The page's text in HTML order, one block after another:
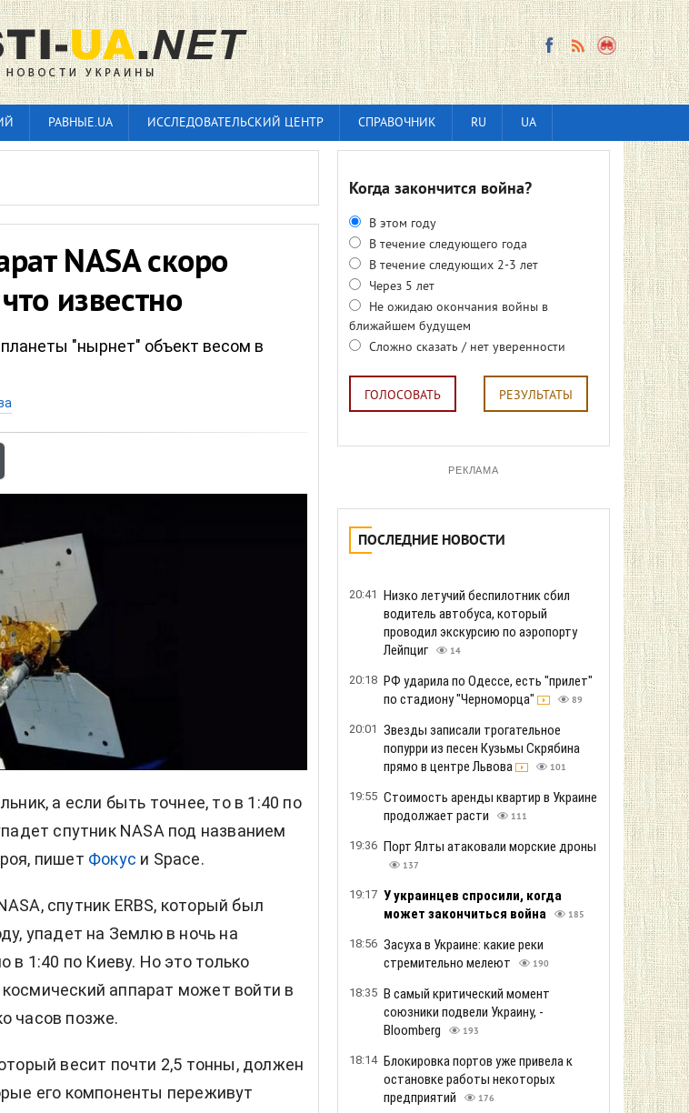
РАВНЫЕ.UA ИССЛЕДОВАТЕЛЬСКИЙ ЦЕНТР СПРАВОЧНИК RU UA
NASA скоро
известно
"нырнет" объект весом в
а если быть точнее, то в 1:40 по
спутник NASA под названием
пишет Фокус и Space.
спутник ERBS, который был
упадет на Землю в ночь на
в 1:40 по Киеву. Но это только
аппарат может войти в
часов позже.
весит почти 2,5 тонны, должен
его компоненты переживут
Когда закончится война?
В этом году
В течение следующего года
В течение следующих 2-3 лет
Через 5 лет
Не ожидаю окончания войны в
ближайшем будущем
Сложно сказать / нет уверенности
ГОЛОСОВАТЬ РЕЗУЛЬТАТЫ
РЕКЛАМА
ПОСЛЕДНИЕ НОВОСТИ
20:41 Низко летучий беспилотник сбил
водитель автобуса, который
проводил экскурсию по аэропорту
Лейпциг
14
20:18 РФ ударила по Одессе, есть "прилет"
по стадиону "Черноморца"
89
20:01 Звезды записали трогательное
попурри из песен Кузьмы Скрябина
прямо в центре Львова
101
19:55 Стоимость аренды квартир в Украине
продолжает расти
111
19:36 Порт Ялты атаковали морские дроны
137
19:17 У украинцев спросили, когда
может закончиться война
185
18:56 Засуха в Украине: какие реки
стремительно мелеют
190
18:35 В самый критический момент
союзники подвели Украину, -
Bloomberg
193
18:14 Блокировка портов уже привела к
остановке работы некоторых
предприятий
176